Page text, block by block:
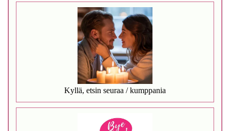
Kyllä, etsin seuraa / kumppania